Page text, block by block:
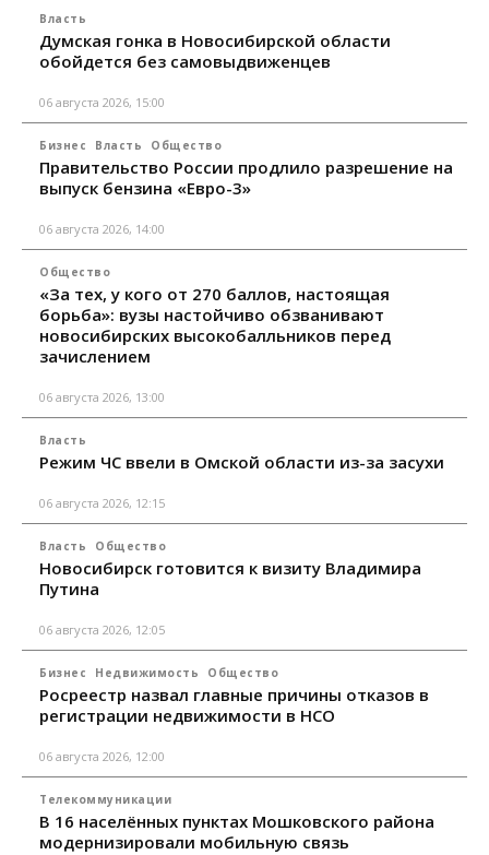
Власть
Думская гонка в Новосибирской области
обойдется без самовыдвиженцев
06 августа 2026, 15:00
Бизнес Власть Общество
Правительство России продлило разрешение на
выпуск бензина «Евро-3»
06 августа 2026, 14:00
Общество
«За тех, у кого от 270 баллов, настоящая
борьба»: вузы настойчиво обзванивают
новосибирских высокобалльников перед
зачислением
06 августа 2026, 13:00
Власть
Режим ЧС ввели в Омской области из-за засухи
06 августа 2026, 12:15
Власть Общество
Новосибирск готовится к визиту Владимира
Путина
06 августа 2026, 12:05
Бизнес Недвижимость Общество
Росреестр назвал главные причины отказов в
регистрации недвижимости в НСО
06 августа 2026, 12:00
Телекоммуникации
В 16 населённых пунктах Мошковского района
модернизировали мобильную связь